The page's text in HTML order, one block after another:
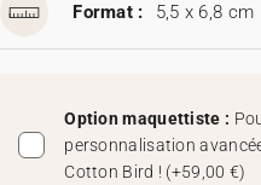
Format : 5,5 x 6,8 cm
Option maquettiste :
personnalisation
Cotton Bird ! (+59,00 €)